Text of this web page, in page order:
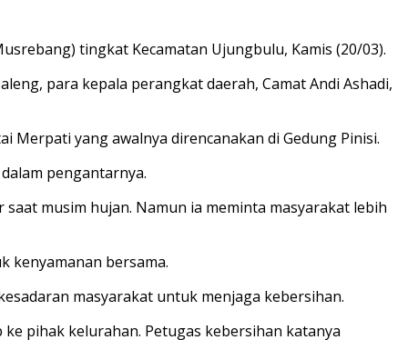
tingkat Kecamatan Ujungbulu, Kamis (20/03).
para kepala perangkat daerah, Camat Andi Ashadi,
yang awalnya direncanakan di Gedung Pinisi.
pengantarnya.
musim hujan. Namun ia meminta masyarakat lebih
kenyamanan bersama.
masyarakat untuk menjaga kebersihan.
pihak kelurahan. Petugas kebersihan katanya